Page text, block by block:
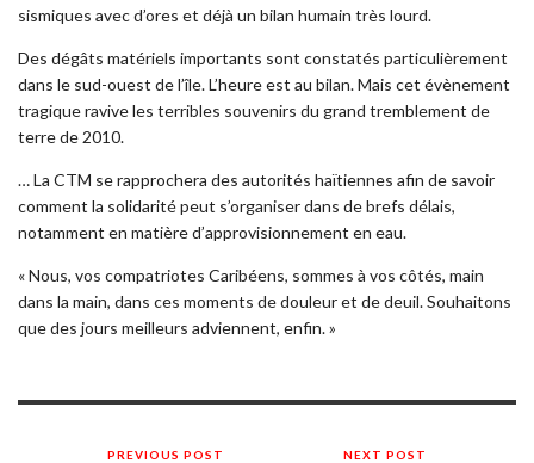
sismiques avec d’ores et déjà un bilan humain très lourd.
Des dégâts matériels importants sont constatés particulièrement
dans le sud-ouest de l’île. L’heure est au bilan. Mais cet évènement
tragique ravive les terribles souvenirs du grand tremblement de
terre de 2010.
… La CTM se rapprochera des autorités haïtiennes afin de savoir
comment la solidarité peut s’organiser dans de brefs délais,
notamment en matière d’approvisionnement en eau.
« Nous, vos compatriotes Caribéens, sommes à vos côtés, main
dans la main, dans ces moments de douleur et de deuil. Souhaitons
que des jours meilleurs adviennent, enfin. »
PREVIOUS POST NEXT POST